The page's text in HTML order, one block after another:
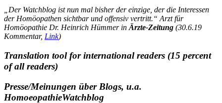
„Der Watchblog ist nun mal bisher der einzige, der die Interessen
der Homöopathen sichtbar und offensiv vertritt.“ Arzt für
Homöopathie Dr. Heinrich Hümmer in Ärzte-Zeitung (30.6.19
Kommentar, Link)
Translation tool for international readers (15 percent
of all readers)
Presse/Meinungen über Blogs, u.a.
HomoeopathieWatchblog